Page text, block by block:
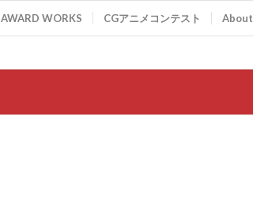
AWARD WORKS CGアニメコンテスト About